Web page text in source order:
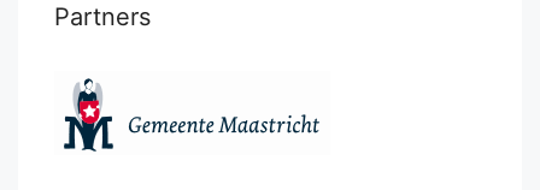
Partners